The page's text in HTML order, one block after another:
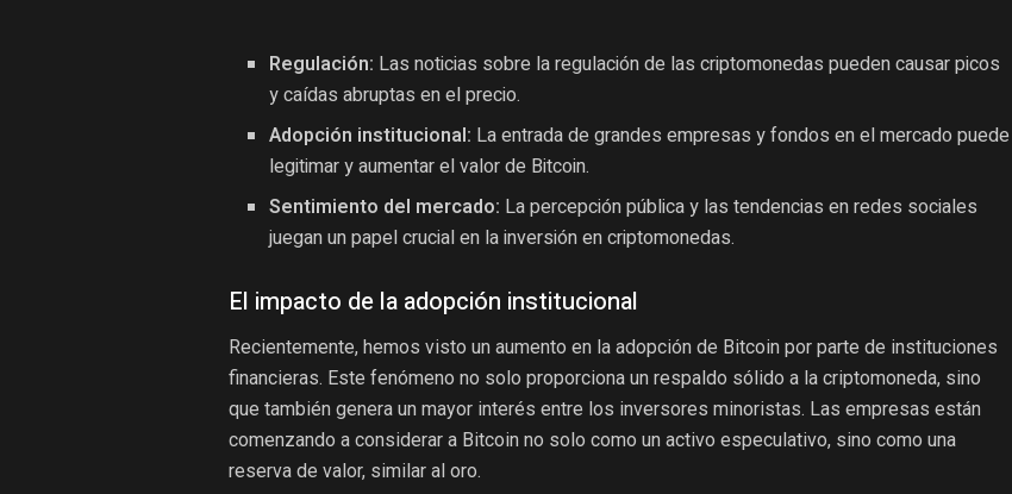
Regulación: Las noticias sobre la regulación de las criptomonedas pueden causar picos
y caídas abruptas en el precio.
Adopción institucional: La entrada de grandes empresas y fondos en el mercado puede
legitimar y aumentar el valor de Bitcoin.
Sentimiento del mercado: La percepción pública y las tendencias en redes sociales
juegan un papel crucial en la inversión en criptomonedas.
El impacto de la adopción institucional
Recientemente, hemos visto un aumento en la adopción de Bitcoin por parte de instituciones
financieras. Este fenómeno no solo proporciona un respaldo sólido a la criptomoneda, sino
que también genera un mayor interés entre los inversores minoristas. Las empresas están
comenzando a considerar a Bitcoin no solo como un activo especulativo, sino como una
reserva de valor, similar al oro.